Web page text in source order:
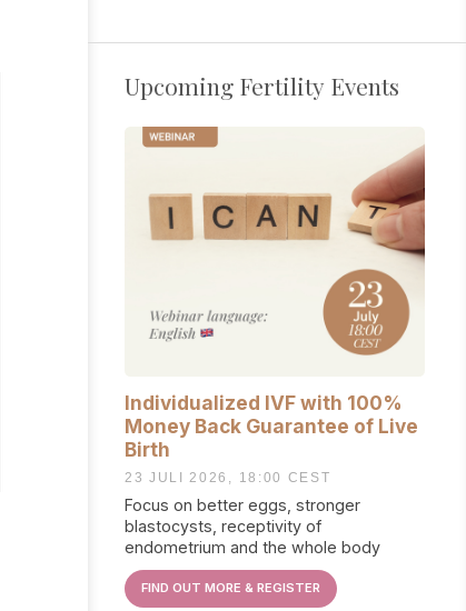
Upcoming Fertility Events
Individualized IVF with 100%
Money Back Guarantee of Live
Birth
23 JULI 2026, 18:00 CEST
Focus on better eggs, stronger
blastocysts, receptivity of
endometrium and the whole body
FIND OUT MORE & REGISTER